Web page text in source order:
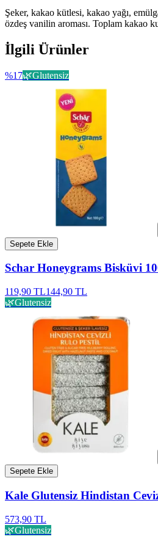
Şeker, kakao kütlesi, kakao yağı,
özdeş vanilin aroması. Toplam kakao
İlgili Ürünler
%17🌿Glutensiz
Sepete Ekle
Schar Honeygrams Bisküvi
119,90 TL144,90 TL
🌿Glutensiz
Sepete Ekle
Kale Glutensiz Hindistan
573,90 TL
🌿Glutensiz